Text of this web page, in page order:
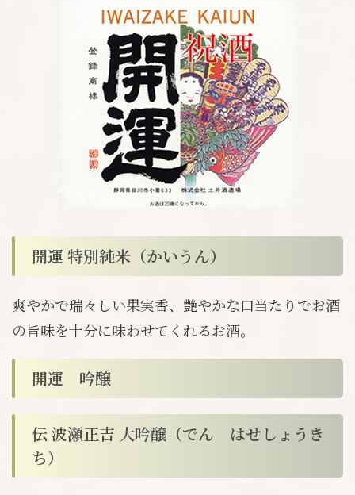
開運 特別純米（かいうん）
爽やかで瑞々しい果実香、艶やかな口当たりでお酒
の旨味を十分に味わせてくれるお酒。
開運 吟醸
伝 波瀬正吉 大吟醸（でん はせしょうき
ち）